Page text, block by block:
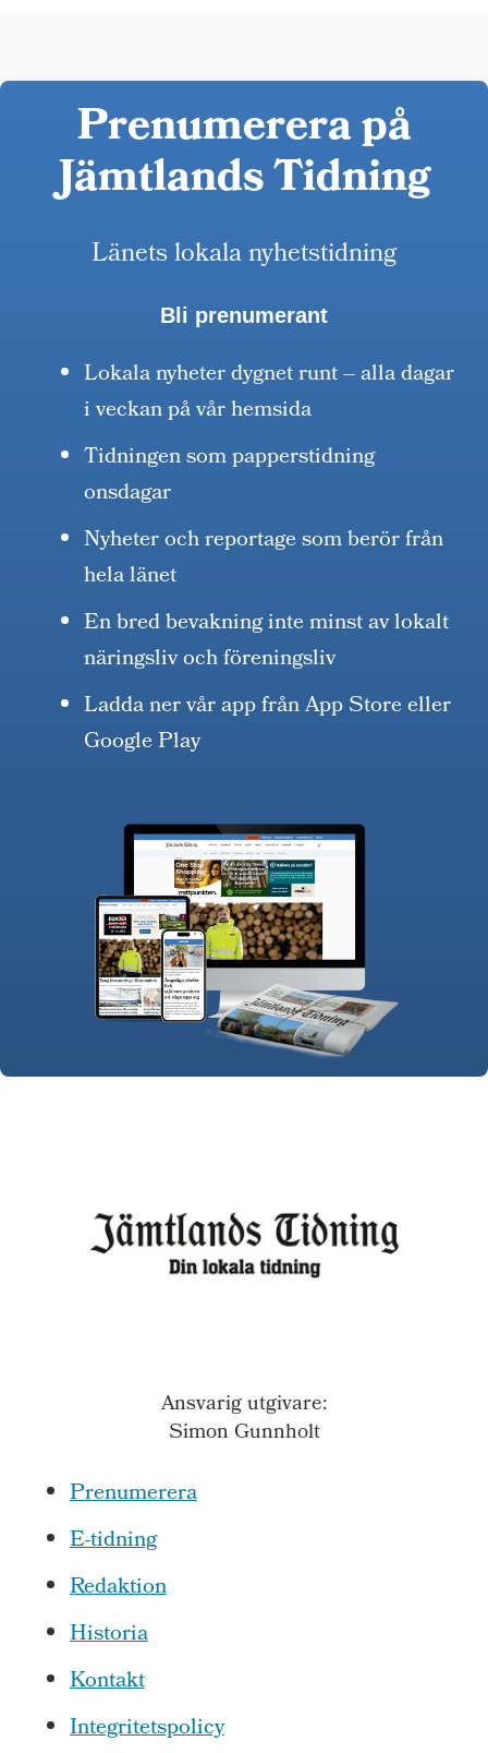
Prenumerera på
Jämtlands Tidning
Länets lokala nyhetstidning
Bli prenumerant
Lokala nyheter dygnet runt – alla dagar
i veckan på vår hemsida
Tidningen som papperstidning
onsdagar
Nyheter och reportage som berör från
hela länet
En bred bevakning inte minst av lokalt
näringsliv och föreningsliv
Ladda ner vår app från App Store eller
Google Play
Ansvarig utgivare:
Simon Gunnholt
Prenumerera
E-tidning
Redaktion
Historia
Kontakt
Integritetspolicy